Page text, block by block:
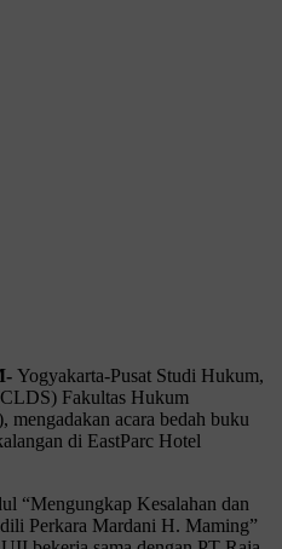
Yogyakarta-Pusat Studi Hukum,
Fakultas Hukum
acara bedah buku
di EastParc Hotel
“Mengungkap Kesalahan dan
Perkara Mardani H. Maming”